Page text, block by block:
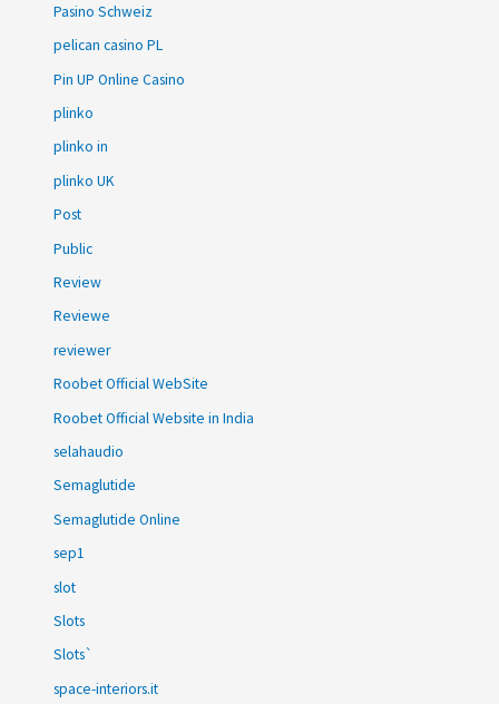
Pasino Schweiz
pelican casino PL
Pin UP Online Casino
plinko
plinko in
plinko UK
Post
Public
Review
Reviewe
reviewer
Roobet Official WebSite
Roobet Official Website in India
selahaudio
Semaglutide
Semaglutide Online
sep1
slot
Slots
Slots`
space-interiors.it